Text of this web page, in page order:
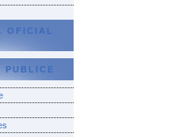
OFICIAL
PUBLICE